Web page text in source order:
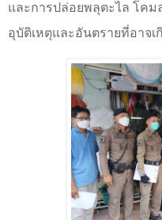
และการปล่อยพลุตะไล โค
อุบัติเหตุและอันตรายที่อาจ